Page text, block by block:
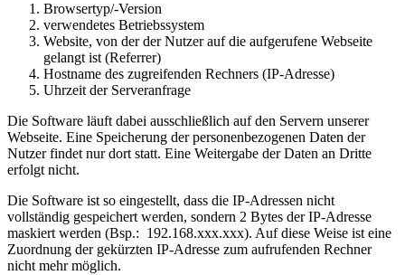
Browsertyp/-Version
verwendetes Betriebssystem
Website, von der der Nutzer auf die aufgerufene Webseite
gelangt ist (Referrer)
Hostname des zugreifenden Rechners (IP-Adresse)
Uhrzeit der Serveranfrage
Die Software läuft dabei ausschließlich auf den Servern unserer
Webseite. Eine Speicherung der personenbezogenen Daten der
Nutzer findet nur dort statt. Eine Weitergabe der Daten an Dritte
erfolgt nicht.
Die Software ist so eingestellt, dass die IP-Adressen nicht
vollständig gespeichert werden, sondern 2 Bytes der IP-Adresse
maskiert werden (Bsp.: 192.168.xxx.xxx). Auf diese Weise ist eine
Zuordnung der gekürzten IP-Adresse zum aufrufenden Rechner
nicht mehr möglich.